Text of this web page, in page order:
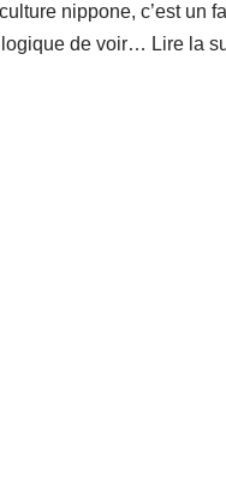
nippone, c’est un
de voir… Lire la